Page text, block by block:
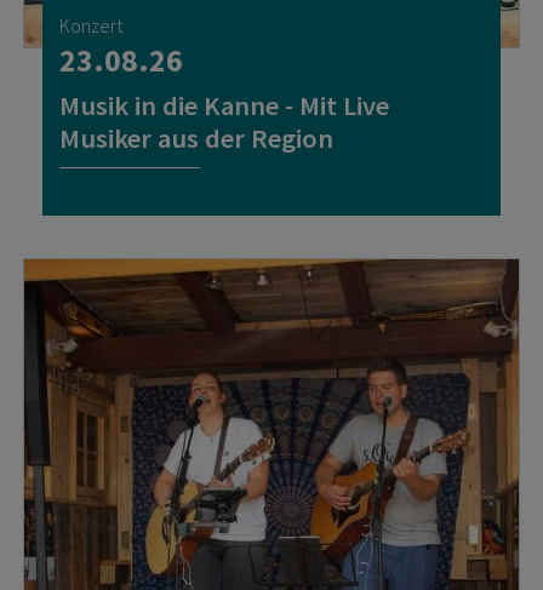
Konzert
23.08.26
Musik in die Kanne - Mit Live
Musiker aus der Region